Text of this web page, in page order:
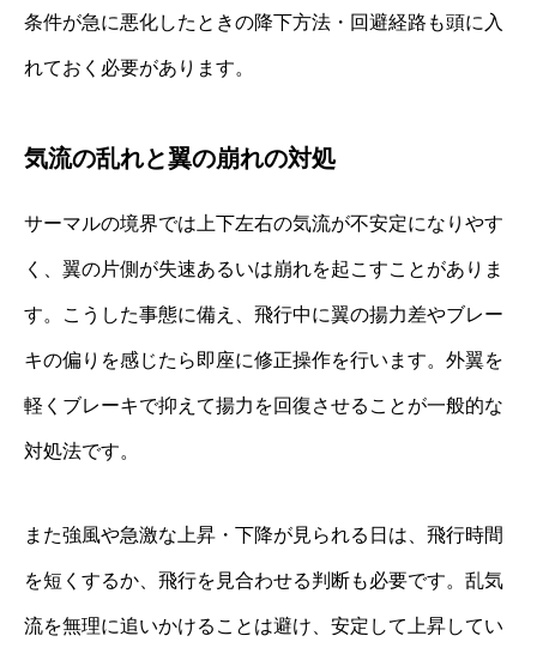
条件が急に悪化したときの降下方法・回避経路も頭に入
れておく必要があります。
気流の乱れと翼の崩れの対処
サーマルの境界では上下左右の気流が不安定になりやす
く、翼の片側が失速あるいは崩れを起こすことがありま
す。こうした事態に備え、飛行中に翼の揚力差やブレー
キの偏りを感じたら即座に修正操作を行います。外翼を
軽くブレーキで抑えて揚力を回復させることが一般的な
対処法です。
また強風や急激な上昇・下降が見られる日は、飛行時間
を短くするか、飛行を見合わせる判断も必要です。乱気
流を無理に追いかけることは避け、安定して上昇してい